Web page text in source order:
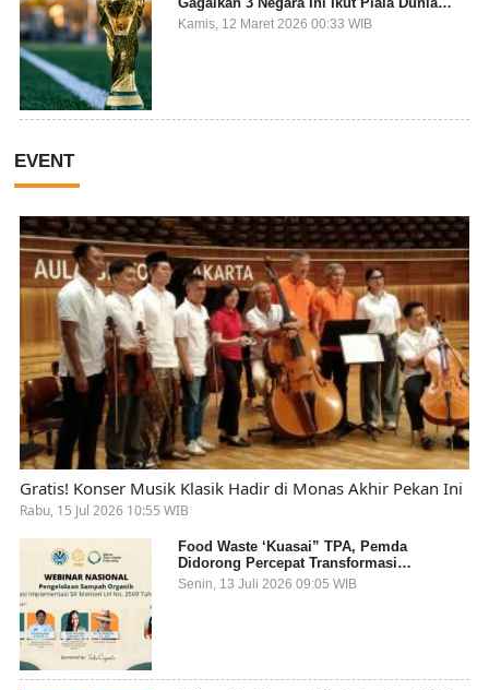
2026
Kamis, 12 Maret 2026 00:33 WIB
EVENT
Gratis! Konser Musik Klasik Hadir di Monas Akhir Pekan Ini
Rabu, 15 Jul 2026 10:55 WIB
Food Waste ‘Kuasai” TPA, Pemda
Didorong Percepat Transformasi
Pengelolaan Sampah Organik dari Sumber
Senin, 13 Juli 2026 09:05 WIB